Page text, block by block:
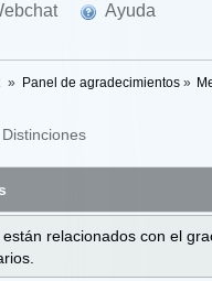
Ayuda
» Panel de agradecimientos»
Distinciones
relacionados con el